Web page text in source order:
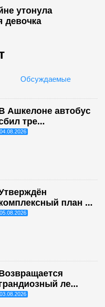
утонула
девочка
Обсуждаемые
Ашкелоне автобус
тре...
04.08.2026
план ...
05.08.2026
ле...
03.08.2026